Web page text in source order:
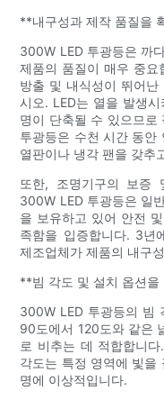
**내구성과 제작 품질을
300W LED 투광등은 까
제품의 품질이 매우 중요
방출 및 내식성이 뛰어
시오. LED는 열을 발생
명이 단축될 수 있으므로
투광등은 수천 시간 동안
열판이나 냉각 팬을 갖추
또한, 조명기구의 보증
300W LED 투광등은 일
을 보유하고 있어 안전
족함을 입증합니다. 3년
제조업체가 제품의 내구
**빔 각도 및 설치 옵션
300W LED 투광등의 빔
90도에서 120도와 같은
로 비추는 데 적합합니
각도는 특정 영역에 빛을
명에 이상적입니다.